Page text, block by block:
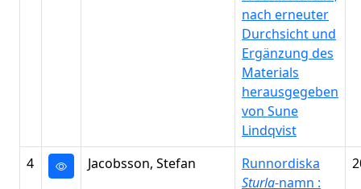
nach erneuter
Durchsicht und
Ergänzung des
Materials
herausgegeben
von Sune
Lindqvist
4 Jacobsson, Stefan
Runnordiska
Sturla-namn :